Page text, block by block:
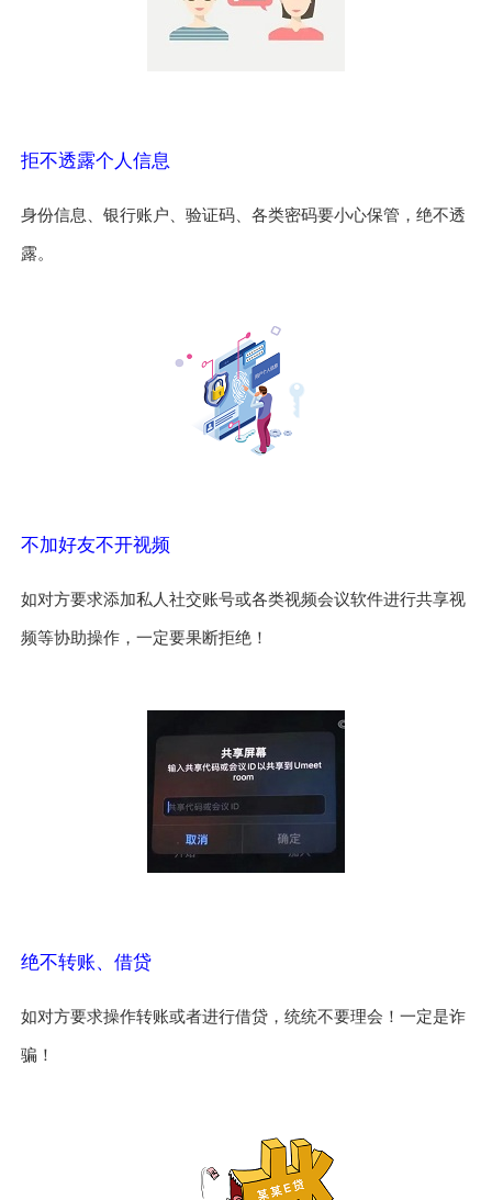
拒不透露个人信息
身份信息、银行账户、验证码、各类密码要小心保管，绝不透
露。
不加好友不开视频
如对方要求添加私人社交账号或各类视频会议软件进行共享视
频等协助操作，一定要果断拒绝！
绝不转账、借贷
如对方要求操作转账或者进行借贷，统统不要理会！一定是诈
骗！